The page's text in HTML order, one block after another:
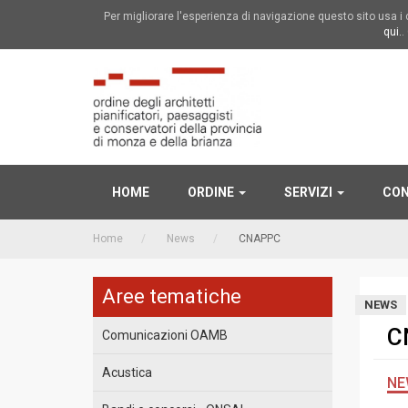
Per migliorare l'esperienza di navigazione questo sito
qui..
HOME ORDINE SERVIZI
Home News CNAPPC
Aree tematiche
Comunicazioni OAMB
Acustica
NEWS